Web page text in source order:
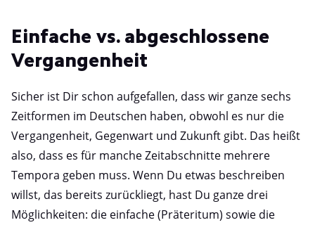
Einfache vs. abgeschlossene
Vergangenheit
Sicher ist Dir schon aufgefallen, dass wir ganze sechs
Zeitformen im Deutschen haben, obwohl es nur die
Vergangenheit, Gegenwart und Zukunft gibt. Das heißt
also, dass es für manche Zeitabschnitte mehrere
Tempora geben muss. Wenn Du etwas beschreiben
willst, das bereits zurückliegt, hast Du ganze drei
Möglichkeiten: die einfache (Präteritum) sowie die